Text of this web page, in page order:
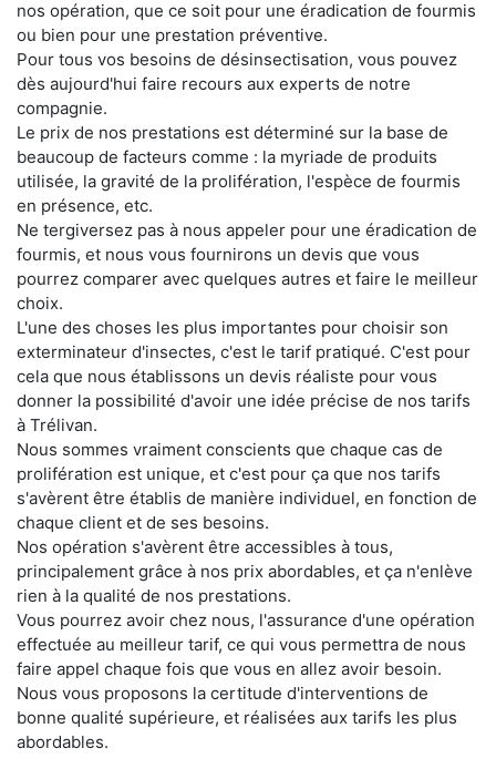
nos opération, que ce soit pour une éradication de fourmis
ou bien pour une prestation préventive.
Pour tous vos besoins de désinsectisation, vous pouvez
dès aujourd'hui faire recours aux experts de notre
compagnie.
Le prix de nos prestations est déterminé sur la base de
beaucoup de facteurs comme : la myriade de produits
utilisée, la gravité de la prolifération, l'espèce de fourmis
en présence, etc.
Ne tergiversez pas à nous appeler pour une éradication de
fourmis, et nous vous fournirons un devis que vous
pourrez comparer avec quelques autres et faire le meilleur
choix.
L'une des choses les plus importantes pour choisir son
exterminateur d'insectes, c'est le tarif pratiqué. C'est pour
cela que nous établissons un devis réaliste pour vous
donner la possibilité d'avoir une idée précise de nos tarifs
à Trélivan.
Nous sommes vraiment conscients que chaque cas de
prolifération est unique, et c'est pour ça que nos tarifs
s'avèrent être établis de manière individuel, en fonction de
chaque client et de ses besoins.
Nos opération s'avèrent être accessibles à tous,
principalement grâce à nos prix abordables, et ça n'enlève
rien à la qualité de nos prestations.
Vous pourrez avoir chez nous, l'assurance d'une opération
effectuée au meilleur tarif, ce qui vous permettra de nous
faire appel chaque fois que vous en allez avoir besoin.
Nous vous proposons la certitude d'interventions de
bonne qualité supérieure, et réalisées aux tarifs les plus
abordables.